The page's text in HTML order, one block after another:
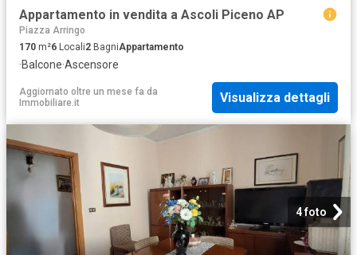
Appartamento in vendita a Ascoli Piceno AP
Piazza Arringo
170 m²6 Locali2 BagniAppartamento
·Balcone·Ascensore
Aggiornato oltre un mese fa da
Immobiliare.it
Visualizza dettagli
4 foto